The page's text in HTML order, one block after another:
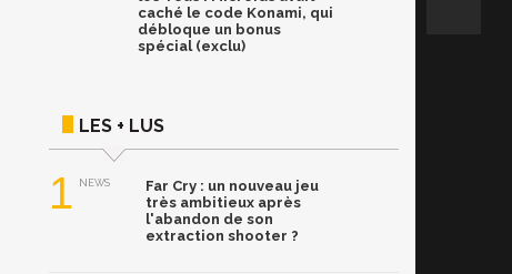
caché le code Konami, qui
débloque un bonus
spécial (exclu)
LES + LUS
1 NEWS
Far Cry : un nouveau jeu
très ambitieux après
l'abandon de son
extraction shooter ?